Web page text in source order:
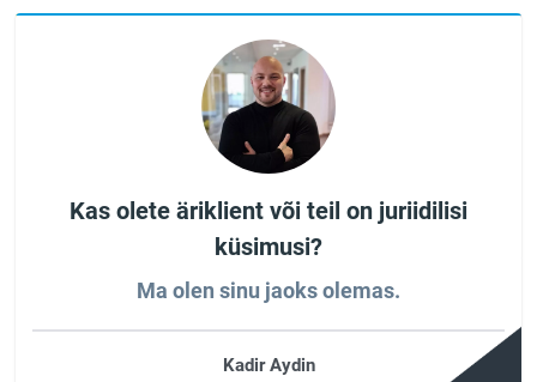
Kas olete äriklient või teil on juriidilisi
küsimusi?
Ma olen sinu jaoks olemas.
Kadir Aydin